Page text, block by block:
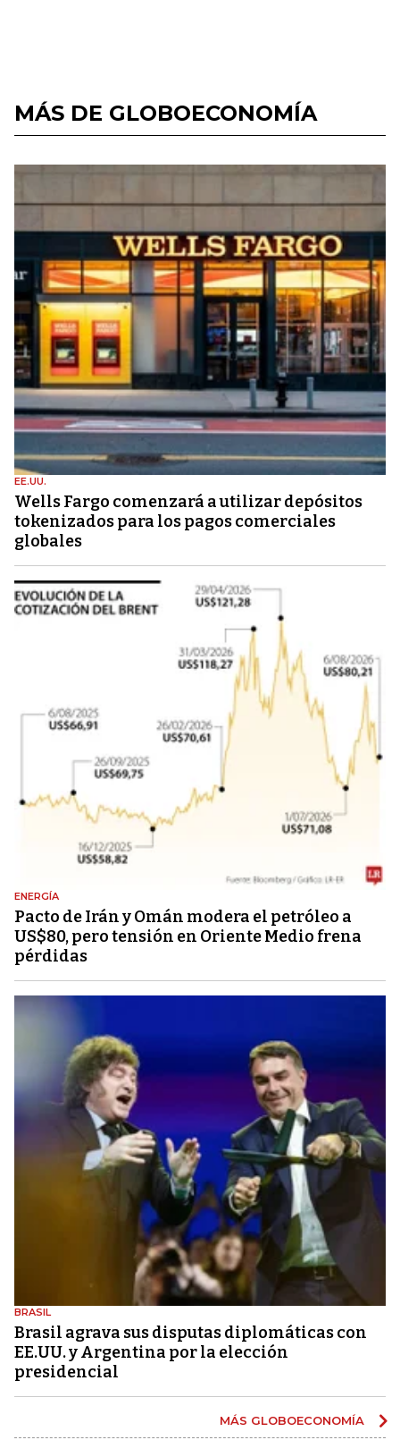
MÁS DE GLOBOECONOMÍA
EE.UU.
Wells Fargo comenzará a utilizar depósitos
tokenizados para los pagos comerciales
globales
ENERGÍA
Pacto de Irán y Omán modera el petróleo a
US$80, pero tensión en Oriente Medio frena
pérdidas
BRASIL
Brasil agrava sus disputas diplomáticas con
EE.UU. y Argentina por la elección
presidencial
MÁS GLOBOECONOMÍA